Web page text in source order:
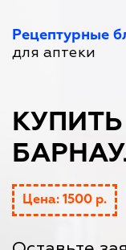
Рецептурные
для аптеки
КУПИТЬ
Цена: 1500 р.